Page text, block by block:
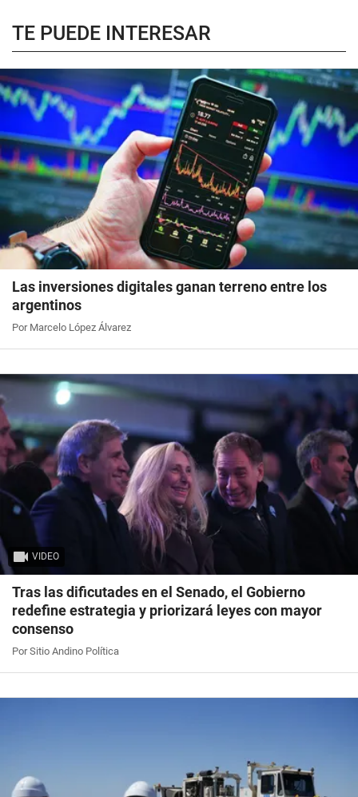
TE PUEDE INTERESAR
Las inversiones digitales ganan terreno entre los
argentinos
Por Marcelo López Álvarez
VIDEO
Tras las dificutades en el Senado, el Gobierno
redefine estrategia y priorizará leyes con mayor
consenso
Por Sitio Andino Política